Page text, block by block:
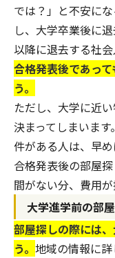
では？」と不安に
し、大学卒業後に
以降に退去する社会
合格発表後であっ
う。
ただし、大学に近
決まってしまいま
件がある人は、早め
合格発表後の部屋
間がない分、費用
大学進学前の部
部屋探しの際には
う。 地域の情報に